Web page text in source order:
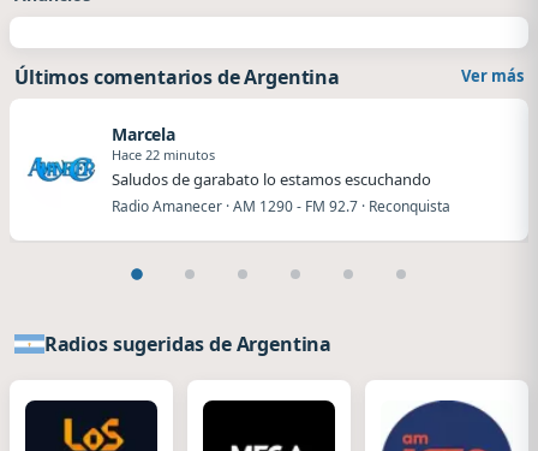
Últimos comentarios de Argentina Ver más
Marcela
Hace 22 minutos
Saludos de garabato lo estamos escuchando
Radio Amanecer · AM 1290 - FM 92.7 · Reconquista
Radios sugeridas de Argentina